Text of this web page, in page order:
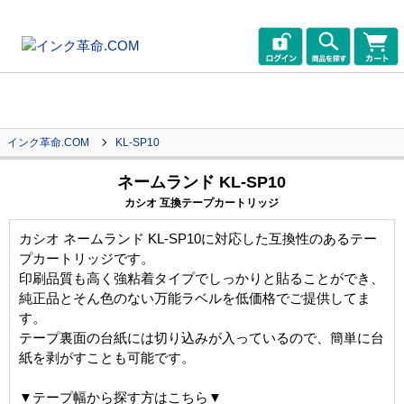
インク革命.COM KL-SP10
ネームランド KL-SP10
カシオ 互換テープカートリッジ
カシオ ネームランド KL-SP10に対応した互換性のあるテー
プカートリッジです。
印刷品質も高く強粘着タイプでしっかりと貼ることができ、
純正品とそん色のない万能ラベルを低価格でご提供してま
す。
テープ裏面の台紙には切り込みが入っているので、簡単に台
紙を剥がすことも可能です。
▼テープ幅から探す方はこちら▼